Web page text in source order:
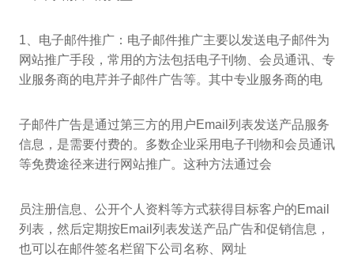
1、电子邮件推广：电子邮件推广主要以发送电子邮件为
网站推广手段，常用的方法包括电子刊物、会员通讯、专
业服务商的电芹并子邮件广告等。其中专业服务商的电
子邮件广告是通过第三方的用户Email列表发送产品服务
信息，是需要付费的。多数企业采用电子刊物和会员通讯
等免费途径来进行网站推广。这种方法通过会
员注册信息、公开个人资料等方式获得目标客户的Email
列表，然后定期按Email列表发送产品广告和促销信息，
也可以在邮件签名栏留下公司名称、网址